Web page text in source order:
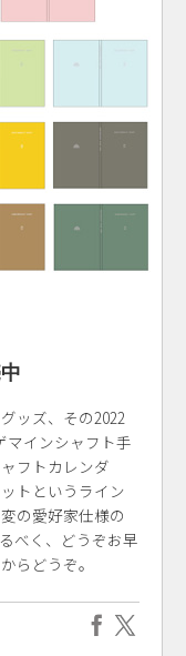
ッズ、その2022
マインシャフト手
フトカレンダ
トというライン
の愛好家仕様の
べく、どうぞお早
らどうぞ。